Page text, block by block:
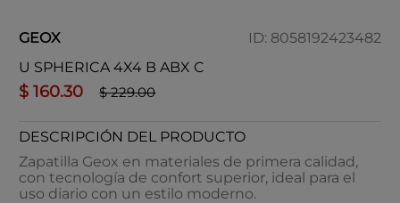
GEOX ID: 8058192423482
U SPHERICA 4X4 B ABX C
$ 160.30 $ 229.00
DESCRIPCIÓN DEL PRODUCTO
Zapatilla Geox en materiales de primera calidad,
con tecnología de confort superior, ideal para el
uso diario con un estilo moderno.